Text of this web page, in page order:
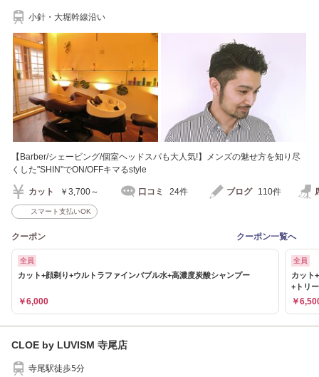
小針・大堀幹線沿い
【Barber/シェービング/個室ヘッドスパも大人気!】メンズの魅せ方を知り尽
くした"SHIN"でON/OFFキマるstyle
カット ￥3,700～ 口コミ 24件 ブログ 110件
スマート支払いOK
クーポン クーポン一覧へ
全員
カット+顔剃り+ウルトラファインバブル水+高濃度炭酸シャンプー
￥6,000
全員
カット
+トリ
￥
CLOE by LUVISM 寺尾店
寺尾駅徒歩5分